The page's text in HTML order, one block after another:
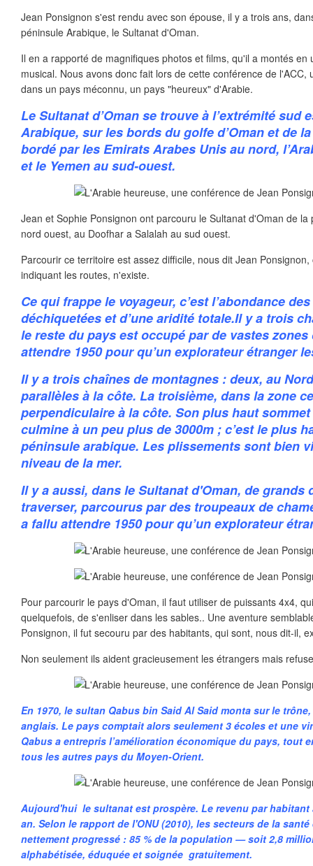
Jean Ponsignon s'est rendu avec son épouse, il y a trois ans,
péninsule Arabique, le Sultanat d'Oman.
Il en a rapporté de magnifiques photos et films, qu'il a montés en
musical. Nous avons donc fait lors de cette conférence de l'ACC,
dans un pays méconnu, un pays "heureux" d'Arabie.
Le Sultanat d’Oman se trouve à l’extrémité sud
Arabique, sur les bords du golfe d’Oman et de
bordé par les Emirats Arabes Unis au nord,
et le Yemen au sud-ouest.
Jean et Sophie Ponsignon ont parcouru le Sultanat d'Oman de la
nord ouest, au Doofhar a Salalah au sud ouest.
Parcourir ce territoire est assez difficile, nous dit Jean
indiquant les routes, n'existe.
Ce qui frappe le voyageur, c’est l’abondance
déchiquetées et d’une aridité totale.Il y a trois
le reste du pays est occupé par de vastes
attendre 1950 pour qu’un explorateur étranger
Il y a trois chaînes de montagnes : deux, au
parallèles à la côte. La troisième, dans la zone
perpendiculaire à la côte. Son plus haut
culmine à un peu plus de 3000m ; c’est le plus
péninsule arabique. Les plissements sont bien
niveau de la mer.
Il y a aussi, dans le Sultanat d'Oman, de grands
traverser, parcourus par des troupeaux de
a fallu attendre 1950 pour qu’un explorateur
Pour parcourir le pays d'Oman, il faut utiliser de puissants 4x4,
quelquefois, de s'enliser dans les sables.. Une aventure
Ponsignon, il fut secouru par des habitants, qui sont, nous dit-il,
Non seulement ils aident gracieusement les étrangers mais
En 1970, le sultan Qabus bin Said Al Said monta sur le
anglais. Le pays comptait alors seulement 3 écoles et une
Qabus a entrepris l’amélioration économique du pays, tout
tous les autres pays du Moyen-Orient.
Aujourd'hui le sultanat est prospère. Le revenu par habitant
an. Selon le rapport de l'ONU (2010), les secteurs de la
nettement progressé : 85 % de la population — soit 2,8
alphabétisée, éduquée et soignée gratuitement.